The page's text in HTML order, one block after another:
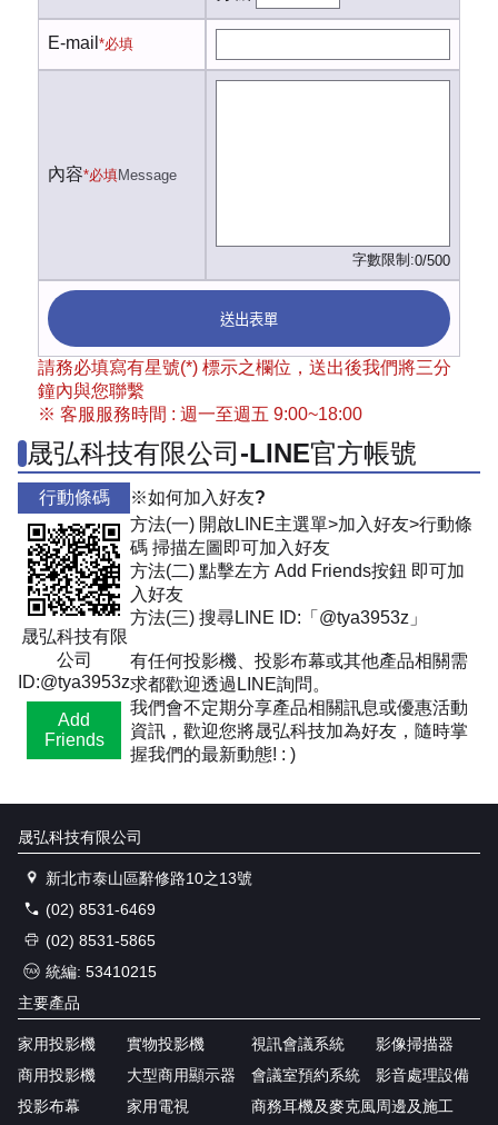
E-mail *必填
內容*必填Message
字數限制:0/500
送出表單
請務必填寫有星號(*) 標示之欄位，送出後我們將三分
鐘內與您聯繫
※ 客服服務時間 : 週一至週五 9:00~18:00
晟弘科技有限公司-LINE官方帳號
行動條碼
晟弘科技有限
公司
ID:@tya3953z
Add
Friends
※如何加入好友?
方法(一) 開啟LINE主選單>加入好友>行動條
碼 掃描左圖即可加入好友
方法(二) 點擊左方 Add Friends按鈕 即可加
入好友
方法(三) 搜尋LINE ID:「@tya3953z」
有任何投影機、投影布幕或其他產品相關需
求都歡迎透過LINE詢問。
我們會不定期分享產品相關訊息或優惠活動
資訊，歡迎您將晟弘科技加為好友，隨時掌
握我們的最新動態! : )
晟弘科技有限公司
新北市泰山區辭修路10之13號
(02) 8531-6469
(02) 8531-5865
統編: 53410215
主要產品
家用投影機
商用投影機
投影布幕
實物投影機
大型商用顯示器
家用電視
視訊會議系統
會議室預約系統
商務耳機及麥克風
影像掃描器
影音處理設備
周邊及施工